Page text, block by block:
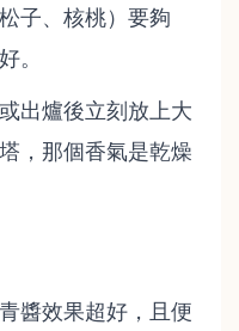
子、核桃）要夠
。
出爐後立刻放上大
，那個香氣是乾燥
醬效果超好，且便